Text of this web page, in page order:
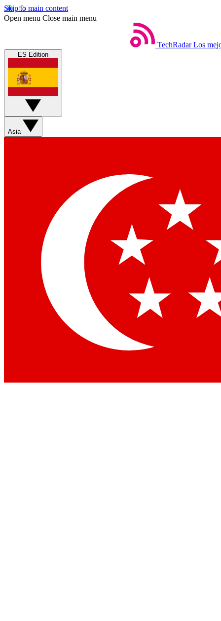
Skip to main content
Open menu Close main menu
TechRadar Los
ES Edition
Asia